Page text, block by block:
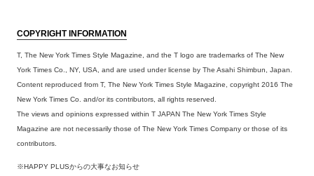
COPYRIGHT INFORMATION
T, The New York Times Style Magazine, and the T logo are trademarks of The New
York Times Co., NY, USA, and are used under license by The Asahi Shimbun, Japan.
Content reproduced from T, The New York Times Style Magazine, copyright 2016 The
New York Times Co. and/or its contributors, all rights reserved.
The views and opinions expressed within T JAPAN The New York Times Style
Magazine are not necessarily those of The New York Times Company or those of its
contributors.
※HAPPY PLUSからの大事なお知らせ